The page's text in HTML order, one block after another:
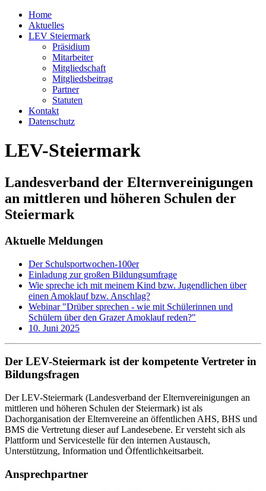
Home
Aktuelles
LEV Steiermark
Präsidium
Mitarbeiter
Mitgliedschaft
Mitgliedsbeitrag
Partner
Statuten
Kontakt
Datenschutz
LEV-Steiermark
Landesverband der Elternvereinigungen
an mittleren und höheren Schulen der
Steiermark
Aktuelle Meldungen
Der Schulsportwochen-100er
Einladung zur großen Bildungsumfrage
Wie spreche ich mit meinem Kind bzw. Jugendlichen über
einen Amoklauf bzw. Anschlag?
Webinar "Drüber sprechen - wie mit Schülerinnen und
Schülern über den Grazer Amoklauf reden?"
10. Juni 2025
Der LEV-Steiermark ist der kompetente Vertreter in
Bildungsfragen
Der LEV-Steiermark (Landesverband der Elternvereinigungen an
mittleren und höheren Schulen der Steiermark) ist als
Dachorganisation der Elternvereine an öffentlichen AHS, BHS und
BMS die Vertretung dieser auf Landesebene. Er versteht sich als
Plattform und Servicestelle für den internen Austausch,
Unterstützung, Information und Öffentlichkeitsarbeit.
Ansprechpartner